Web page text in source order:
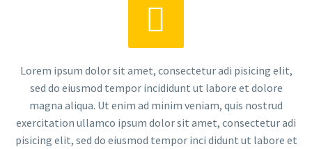


Lorem ipsum dolor sit amet, consectetur adi pisicing elit,
sed do eiusmod tempor incididunt ut labore et dolore
magna aliqua. Ut enim ad minim veniam, quis nostrud
exercitation ullamco ipsum dolor sit amet, consectetur adi
pisicing elit, sed do eiusmod tempor inci didunt ut labore et